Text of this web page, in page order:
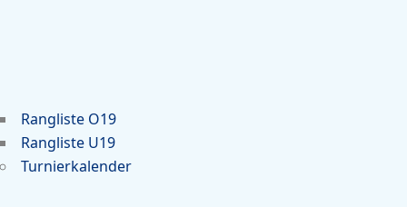
Rangliste O19
Rangliste U19
Turnierkalender